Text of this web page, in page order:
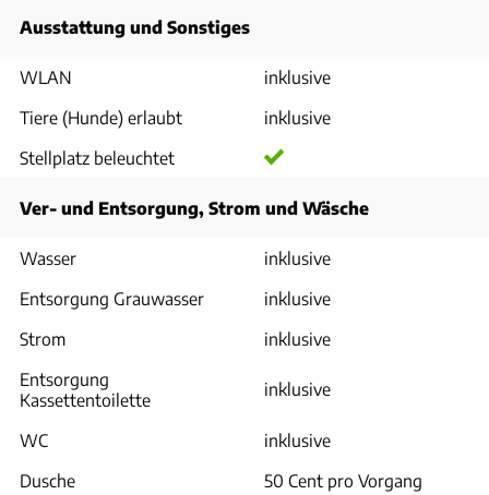
Ausstattung und Sonstiges
WLAN
inklusive
Tiere (Hunde) erlaubt
inklusive
Stellplatz beleuchtet
Ver- und Entsorgung, Strom und Wäsche
Wasser
inklusive
Entsorgung Grauwasser
inklusive
Strom
inklusive
Entsorgung
Kassettentoilette
inklusive
WC
inklusive
Dusche
50 Cent pro Vorgang